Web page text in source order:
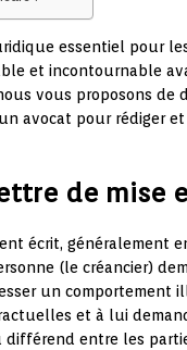
essentiel pour
et incontournable
vous proposons de
avocat pour rédiger
de mise
écrit, généralement
(le créancier)
un comportement
et à lui
entre les